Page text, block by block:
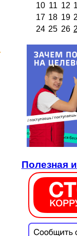
10 11 12
17 18 19
24 25 26
Полезная